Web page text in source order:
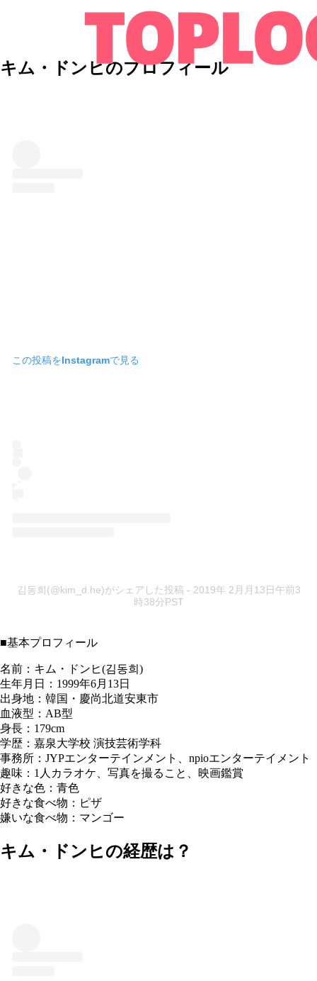
キム・ドンヒのプロフィール
この投稿をInstagramで見る
김동희(@kim_d.he)がシェアした投稿 - 2019年 2月月13日午前3
時38分PST
■基本プロフィール
名前：キム・ドンヒ(김동희)
生年月日：1999年6月13日
出身地：韓国・慶尚北道安東市
血液型：AB型
身長：179cm
学歴：嘉泉大学校 演技芸術学科
事務所：JYPエンターテインメント、npioエンターテイメント
趣味：1人カラオケ、写真を撮ること、映画鑑賞
好きな色：青色
好きな食べ物：ピザ
嫌いな食べ物：マンゴー
キム・ドンヒの経歴は？